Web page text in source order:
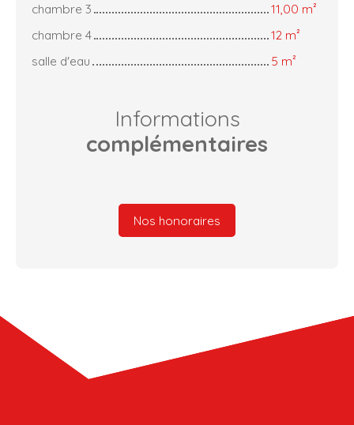
chambre 3
11,00 m²
chambre 4
12 m²
salle d'eau
5 m²
Informations
complémentaires
Nos honoraires